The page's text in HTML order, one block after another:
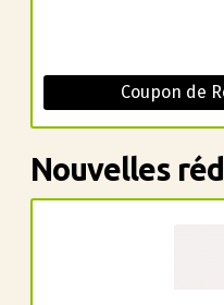
Coupon de
Nouvelles